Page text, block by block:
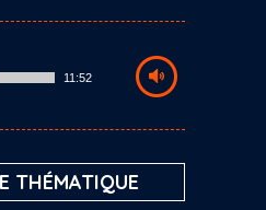
11:52
THÉMATIQUE